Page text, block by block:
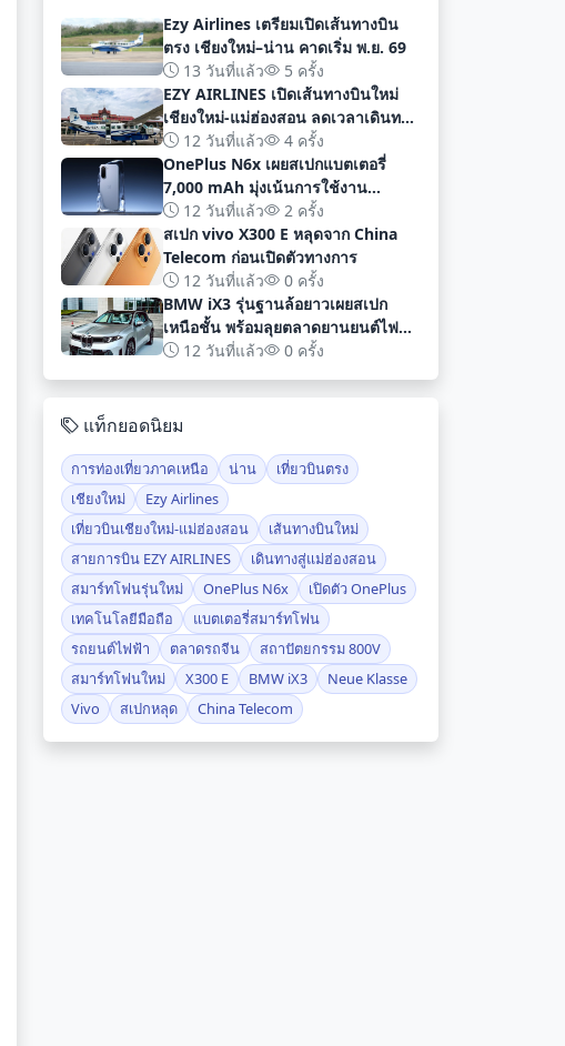
Ezy Airlines เตรียมเปิดเส้นทางบิน
ตรง เชียงใหม่–น่าน คาดเริ่ม พ.ย. 69
13 วันที่แล้ว
5 ครั้ง
EZY AIRLINES เปิดเส้นทางบินใหม่
เชียงใหม่-แม่ฮ่องสอน ลดเวลาเดินทาง
เหลือเพียง 40 นาที
12 วันที่แล้ว
4 ครั้ง
OnePlus N6x เผยสเปกแบตเตอรี่
7,000 mAh มุ่งเน้นการใช้งาน
ยาวนานก่อนเปิดตัวอย่างเป็นทางการ
12 วันที่แล้ว
2 ครั้ง
สเปก vivo X300 E หลุดจาก China
Telecom ก่อนเปิดตัวทางการ
12 วันที่แล้ว
0 ครั้ง
BMW iX3 รุ่นฐานล้อยาวเผยสเปก
เหนือชั้น พร้อมลุยตลาดยานยนต์ไฟฟ้า
จีนด้วยระยะทาง 919 กม
12 วันที่แล้ว 0 ครั้ง
แท็กยอดนิยม
การท่องเที่ยวภาคเหนือ น่าน
เที่ยวบินตรง
เชียงใหม่
Ezy Airlines
เที่ยวบินเชียงใหม่-แม่ฮ่องสอน
เส้นทางบินใหม่
สายการบิน EZY AIRLINES
เดินทางสู่แม่ฮ่องสอน
สมาร์ทโฟนรุ่นใหม่
OnePlus N6x
เปิดตัว OnePlus
เทคโนโลยีมือถือ
แบตเตอรี่สมาร์ทโฟน
รถยนต์ไฟฟ้า
ตลาดรถจีน
สถาปัตยกรรม 800V
สมาร์ทโฟนใหม่
X300 E BMW iX3
Neue Klasse
Vivo
สเปกหลุด China Telecom